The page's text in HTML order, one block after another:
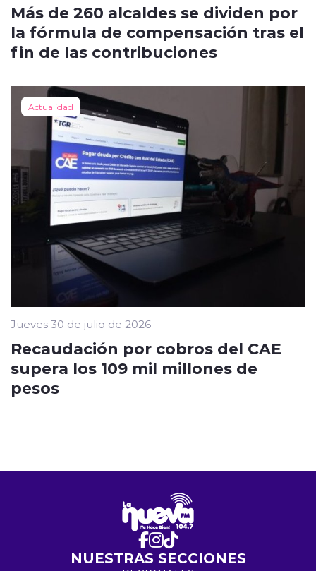
Más de 260 alcaldes se dividen por
la fórmula de compensación tras el
fin de las contribuciones
Actualidad
Jueves 30 de julio de 2026
Recaudación por cobros del CAE
supera los 109 mil millones de
pesos
NUESTRAS SECCIONES